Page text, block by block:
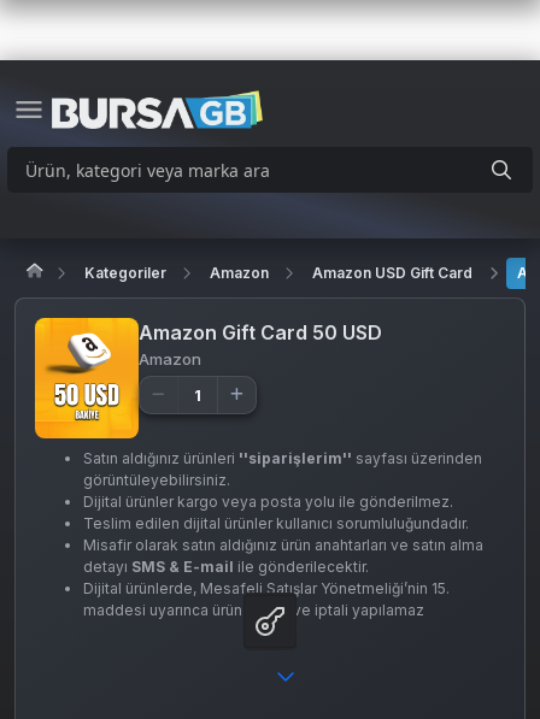
Kategoriler Amazon Amazon USD Gift Card
Amazon Gift Card 50 USD
Amazon
Satın aldığınız ürünleri ''siparişlerim'' sayfası üzerinden
görüntüleyebilirsiniz.
Dijital ürünler kargo veya posta yolu ile gönderilmez.
Teslim edilen dijital ürünler kullanıcı sorumluluğundadır.
Misafir olarak satın aldığınız ürün anahtarları ve satın alma
detayı SMS & E-mail ile gönderilecektir.
Dijital ürünlerde, Mesafeli Satışlar Yönetmeliği’nin 15.
maddesi uyarınca ürün iadesi ve iptali yapılamaz